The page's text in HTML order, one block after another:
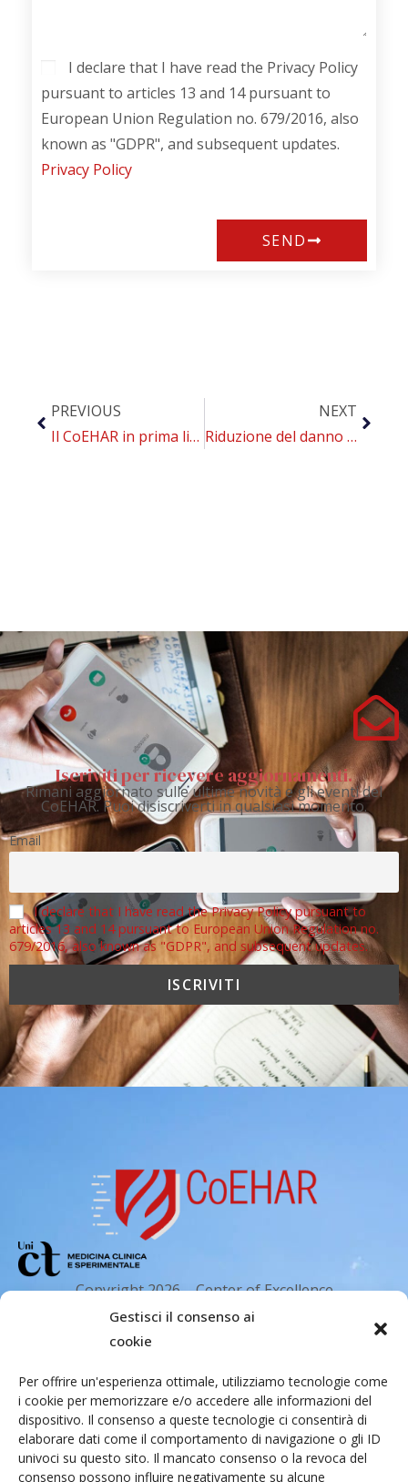
Gestisci il consenso ai
cookie
Per offrire un'esperienza ottimale, utilizziamo tecnologie come
i cookie per memorizzare e/o accedere alle informazioni del
dispositivo. Il consenso a queste tecnologie ci consentirà di
elaborare dati come il comportamento di navigazione o gli ID
univoci su questo sito. Il mancato consenso o la revoca del
consenso possono influire negativamente su alcune
I declare that I have read the Privacy Policy
pursuant to articles 13 and 14 pursuant to
European Union Regulation no. 679/2016, also
known as "GDPR", and subsequent updates.
Privacy Policy
SEND
PREVIOUS
Il CoEHAR in prima linea per valutare l’influenza del fumo e della cessazione sul metabolismo dei farmaci antidiabetici
NEXT
Riduzione del danno come politica sanitaria efficace per il contrasto al fumo
Iscriviti per ricevere aggiornamenti.
Rimani aggiornato sulle ultime novità e gli eventi del
CoEHAR. Puoi disiscriverti in qualsiasi momento.
Email
I declare that I have read the Privacy Policy pursuant to
articles 13 and 14 pursuant to European Union Regulation no.
679/2016, also known as "GDPR", and subsequent updates.
Copyright 2026 – Center of Excellence
for the acceleration of Harm Reduction.
Tutti i diritti riservati.
Indirizzo email
Via Santa Sofia 89, 95123 Catania